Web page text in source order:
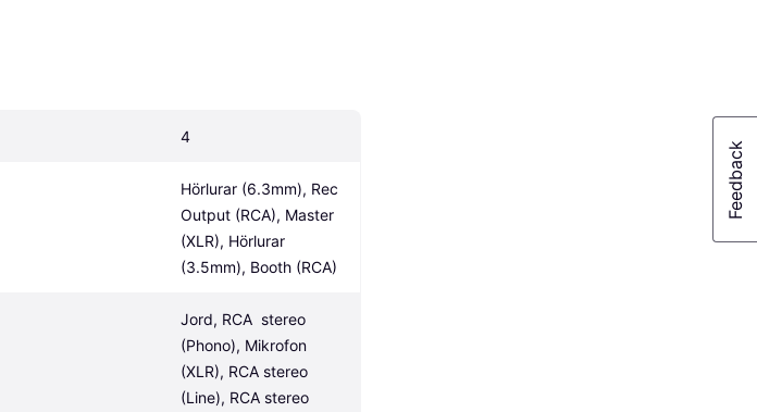
4
Hörlurar (6.3mm), Rec
Output (RCA), Master
(XLR), Hörlurar
(3.5mm), Booth (RCA)
Jord, RCA  stereo
(Phono), Mikrofon
(XLR), RCA stereo
(Line), RCA stereo